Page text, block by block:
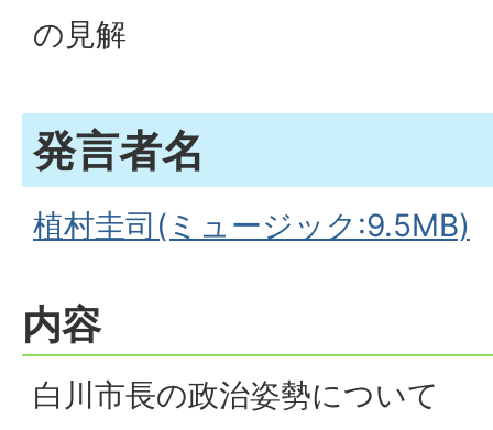
の見解
発言者名
植村圭司(ミュージック:9.5MB)
内容
白川市長の政治姿勢について